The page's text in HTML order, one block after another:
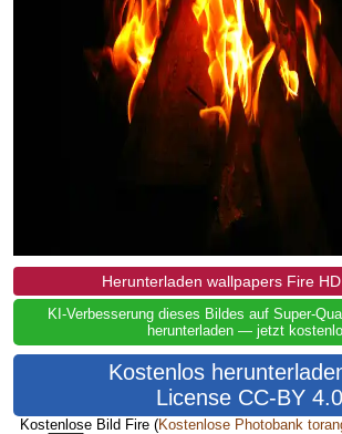
Herunterladen wallpapers Fire
KI-Verbesserung dieses Bildes auf Super-
herunterladen — jetzt
Kostenlos
License CC-BY 4.0
Kostenlose Bild Fire (Kostenlose Photobank